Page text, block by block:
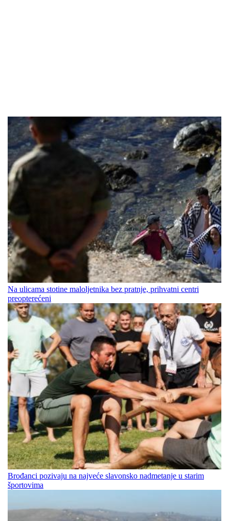
Na ulicama stotine maloljetnika bez pratnje, prihvatni centri
preopterećeni
Brođanci pozivaju na najveće slavonsko nadmetanje u starim
športovima